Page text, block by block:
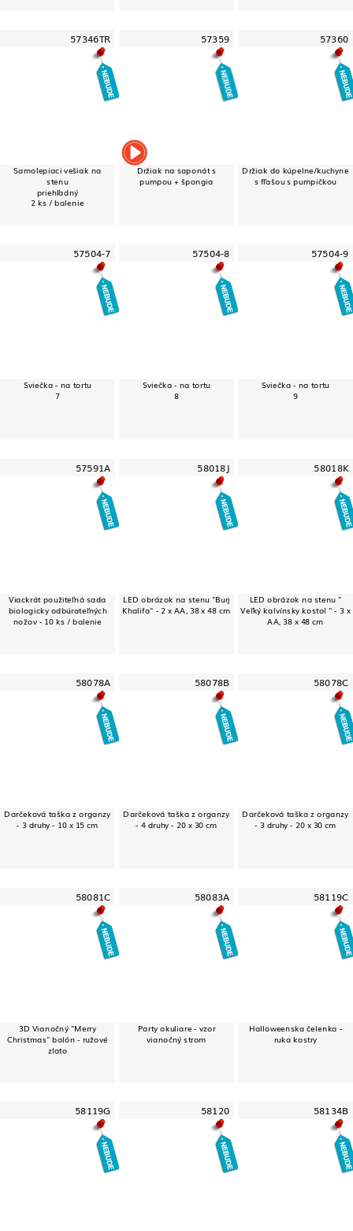
57346TR
Samolepiaci vešiak na
stenu
priehľadný
2 ks / balenie
57359
Držiak na saponát s
pumpou + špongia
57360
Držiak do kúpelne/kuchyne
s fľašou s pumpičkou
57504-7
Sviečka - na tortu
7
57504-8
Sviečka - na tortu
8
57504-9
Sviečka - na tortu
9
57591A
Viackrát použiteľná sada
biologicky odbúrateľných
nožov - 10 ks / balenie
58018J
LED obrázok na stenu "Burj
Khalifa" - 2 x AA, 38 x 48 cm
58018K
LED obrázok na stenu "
Veľký kalvínsky kostol " - 3 x
AA, 38 x 48 cm
58078A
Darčeková taška z organzy
- 3 druhy - 10 x 15 cm
58078B
Darčeková taška z organzy
- 4 druhy - 20 x 30 cm
58078C
Darčeková taška z organzy
- 3 druhy - 20 x 30 cm
58081C
3D Vianočný "Merry
Christmas" balón - ružové
zlato
58083A
Party okuliare - vzor
vianočný strom
58119C
Halloweenska čelenka -
ruka kostry
58119G 58120 58134B